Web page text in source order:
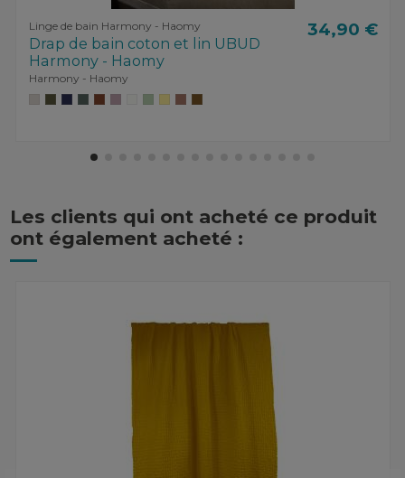
Linge de bain Harmony - Haomy
Drap de bain coton et lin UBUD
Harmony - Haomy
Harmony - Haomy
34,90 €
Les clients qui ont acheté ce produit
ont également acheté :